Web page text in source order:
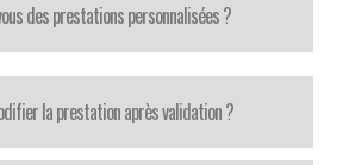
des prestations personnalisées ?
la prestation après validation ?